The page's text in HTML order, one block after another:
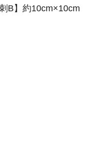
B】約10cm×10cm